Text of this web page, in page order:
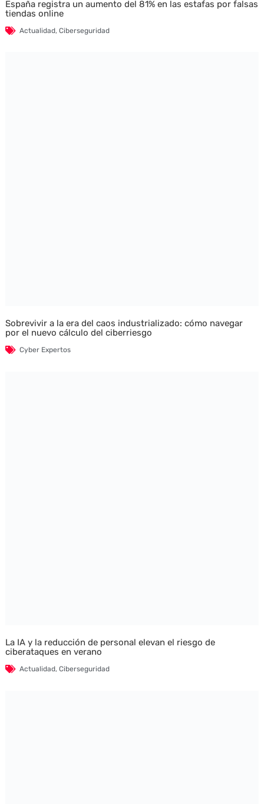
España registra un aumento del 81% en las estafas por falsas
tiendas online
Actualidad, Ciberseguridad
Sobrevivir a la era del caos industrializado: cómo navegar
por el nuevo cálculo del ciberriesgo
Cyber Expertos
La IA y la reducción de personal elevan el riesgo de
ciberataques en verano
Actualidad, Ciberseguridad